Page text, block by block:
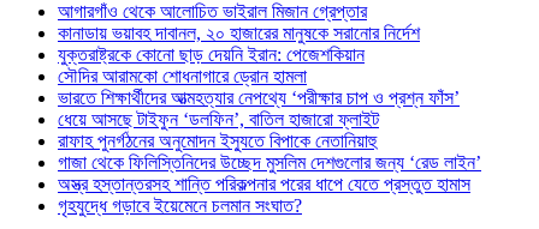
আগারগাঁও থেকে আলোচিত ভাইরাল মিজান গ্রেপ্তার
কানাডায় ভয়াবহ দাবানল, ২০ হাজারের মানুষকে সরানোর নির্দেশ
যুক্তরাষ্ট্রকে কোনো ছাড় দেয়নি ইরান: পেজেশকিয়ান
সৌদির আরামকো শোধনাগারে ড্রোন হামলা
ভারতে শিক্ষার্থীদের আত্মহত্যার নেপথ্যে ‘পরীক্ষার চাপ ও প্রশ্ন ফাঁস’
ধেয়ে আসছে টাইফুন ‘ডলফিন’, বাতিল হাজারো ফ্লাইট
রাফাহ পুনর্গঠনের অনুমোদন ইস্যুতে বিপাকে নেতানিয়াহু
গাজা থেকে ফিলিস্তিনিদের উচ্ছেদ মুসলিম দেশগুলোর জন্য ‘রেড লাইন’
অস্ত্র হস্তান্তরসহ শান্তি পরিকল্পনার পরের ধাপে যেতে প্রস্তুত হামাস
গৃহযুদ্ধে গড়াবে ইয়েমেনে চলমান সংঘাত?